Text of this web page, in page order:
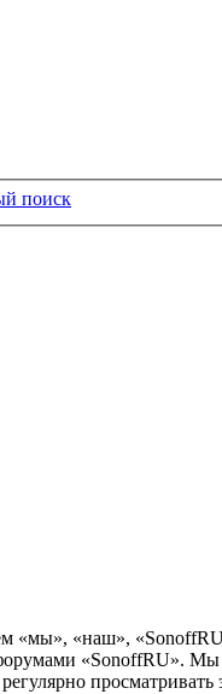
поиск
«мы», «наш»,
«SonoffRU».